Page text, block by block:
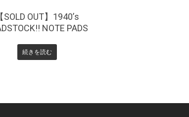
SOLD OUT】1940’s
NOTE PADS
続きを読む